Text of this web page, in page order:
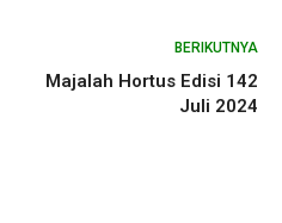
BERIKUTNYA
Majalah Hortus Edisi 142
Juli 2024